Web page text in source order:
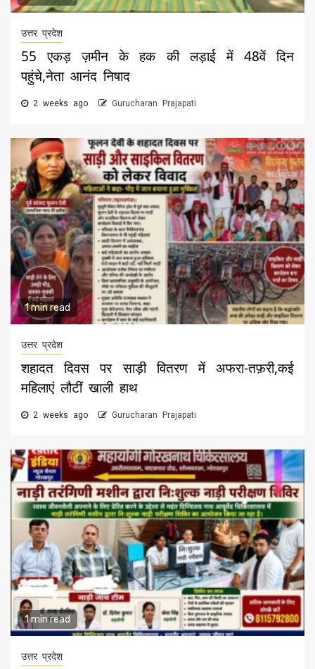
उत्तर प्रदेश
55 एकड़ ज़मीन के हक की लड़ाई में 48वें दिन
पहुंचे,नेता आनंद निषाद
2 weeks ago Gurucharan Prajapati
1 min read
उत्तर प्रदेश
शहादत दिवस पर साड़ी वितरण में अफरा-तफ़री,कई
महिलाएं लौटीं खाली हाथ
2 weeks ago Gurucharan Prajapati
1 min read
उत्तर प्रदेश